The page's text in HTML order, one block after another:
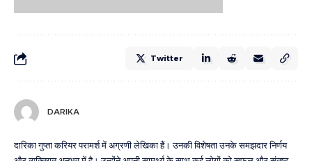
Twitter
DARIKA
दारिका गुप्ता करियर परामर्श में अग्रणी लेखिका हैं। उनकी विशेषता उनके समझदार निर्णय